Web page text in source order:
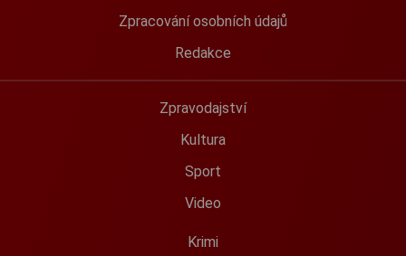
Zpracování osobních údajů
Redakce
Zpravodajství
Kultura
Sport
Video
Krimi